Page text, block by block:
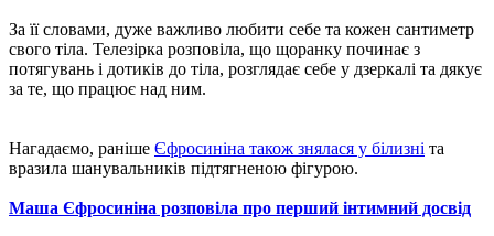
За її словами, дуже важливо любити себе та кожен сантиметр
свого тіла. Телезірка розповіла, що щоранку починає з
потягувань і дотиків до тіла, розглядає себе у дзеркалі та дякує
за те, що працює над ним.
Нагадаємо, раніше Єфросиніна також знялася у білизні та
вразила шанувальників підтягненою фігурою.
Маша Єфросиніна розповіла про перший інтимний досвід